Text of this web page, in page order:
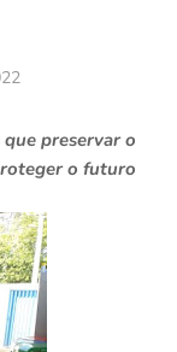
preservar o
o futuro